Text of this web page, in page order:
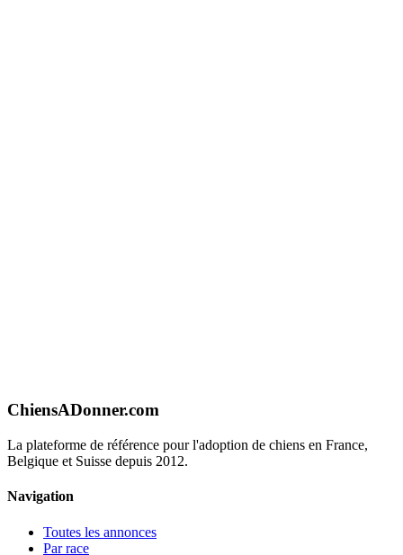
ChiensADonner.com
La plateforme de référence pour l'adoption de chiens en France,
Belgique et Suisse depuis 2012.
Navigation
Toutes les annonces
Par race